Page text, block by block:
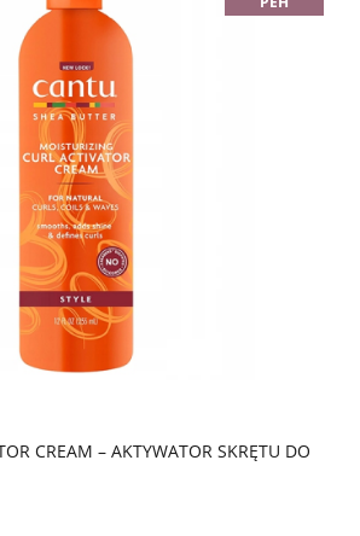
CREAM – AKTYWATOR SKRĘTU DO